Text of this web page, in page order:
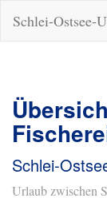
Schlei-Ostsee-
Schlei-
Urlaub zwischen